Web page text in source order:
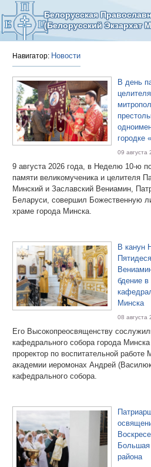
Белорусская
(Белорусский Экзархат
Навигатор: Новости
В день
городке
09 августа
9 августа 2026 года, в Неделю 10-ю
памяти великомученика и целителя
Минский и Заславский Вениамин,
Беларуси, совершил Божественную
храме города Минска.
В канун
бдение
Минска
08 августа
Его Высокопреосвященству
кафедрального собора города
проректор по воспитательной работе
академии иеромонах Андрей
кафедрального собора.
Большая
района